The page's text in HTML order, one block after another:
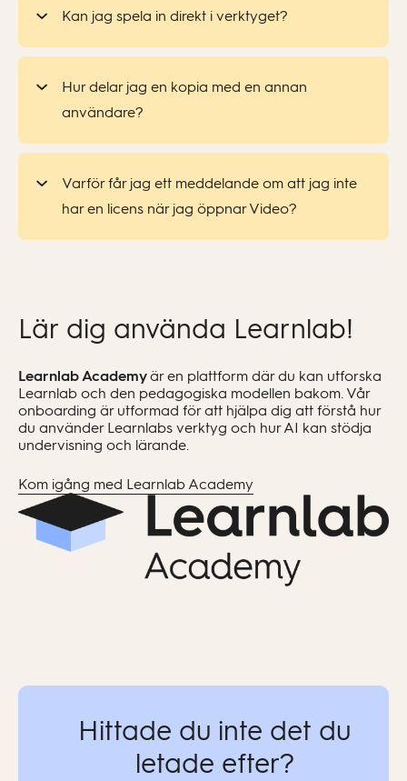
Kan jag spela in direkt i verktyget?
Hur delar jag en kopia med en annan
användare?
Varför får jag ett meddelande om att jag inte
har en licens när jag öppnar Video?
Lär dig använda Learnlab!
Learnlab Academyär en plattform där du kan utforska
Learnlab och den pedagogiska modellen bakom. Vår
onboarding är utformad för att hjälpa dig att förstå hur
du använder Learnlabs verktyg och hur AI kan stödja
undervisning och lärande.
Kom igång med Learnlab Academy
Hittade du inte det du
letade efter?